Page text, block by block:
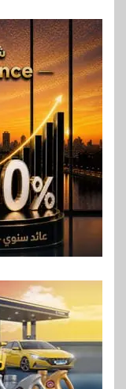
6
7
9